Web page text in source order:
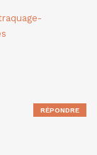
RÉPONDRE